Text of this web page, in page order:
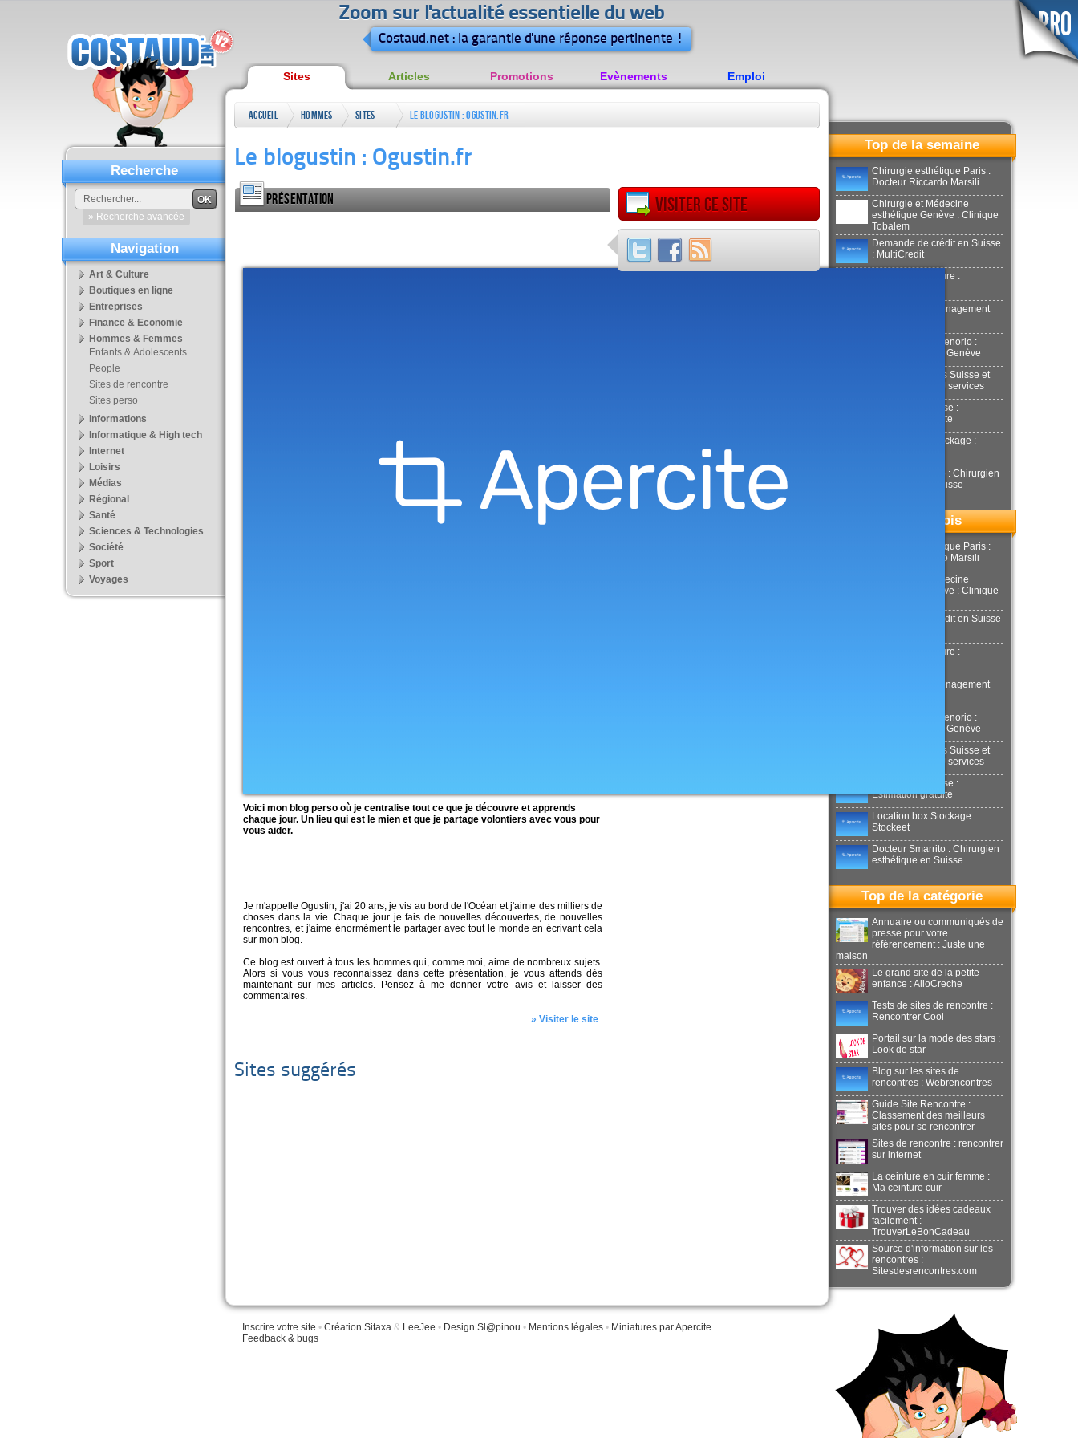
Zoom sur l'actualité essentielle du web
Costaud.net : la garantie d'une réponse pertinente !
Sites Articles Promotions Evènements Emploi
Accueil
Hommes
Femmes
Sites
Le blogustin : Ogustin.fr
Le blogustin : Ogustin.fr
Présentation
Voici mon blog perso où je centralise tout ce que je découvre et apprends
chaque jour. Un lieu qui est le mien et que je partage volontiers avec vous pour
vous aider.
Je m'appelle Ogustin, j'ai 20 ans, je vis au bord de l'Océan et j'aime des milliers de
choses dans la vie. Chaque jour je fais de nouvelles découvertes, de nouvelles
rencontres, et j'aime énormément le partager avec tout le monde en écrivant cela
sur mon blog.
Ce blog est ouvert à tous les hommes qui, comme moi, aime de nombreux sujets.
Alors si vous vous reconnaissez dans cette présentation, je vous attends dès
maintenant sur mes articles. Pensez à me donner votre avis et laisser des
commentaires.
» Visiter le site
Visiter ce site
Sites suggérés
Recherche
OK
» Recherche avancée
Navigation
Art & Culture
Boutiques en ligne
Entreprises
Finance & Economie
Hommes & Femmes
Enfants & Adolescents
People
Sites de rencontre
Sites perso
Informations
Informatique & High tech
Internet
Loisirs
Médias
Régional
Santé
Sciences & Technologies
Société
Sport
Voyages
Top de la semaine
Chirurgie esthétique Paris :
Docteur Riccardo Marsili
Chirurgie et Médecine
esthétique Genève : Clinique
Tobalem
Demande de crédit en Suisse
: MultiCredit
Location de voiture :
LaPuerta : Déménagement
Docteur Xavier Tenorio :
Aesthetics Clinic Genève
Déménagements Suisse et
international : NJ services
Achat or en Suisse :
Estimation gratuite
Location box Stockage :
Docteur Smarrito : Chirurgien
esthétique en Suisse
Top du mois
Chirurgie esthétique Paris :
Docteur Riccardo Marsili
Chirurgie et Médecine
esthétique Genève : Clinique
Demande de crédit en Suisse
Location de voiture :
LaPuerta : Déménagement
Docteur Xavier Tenorio :
Aesthetics Clinic Genève
Déménagements Suisse et
international : NJ services
Achat or en Suisse :
Estimation gratuite
Location box Stockage :
Stockeet
Docteur Smarrito : Chirurgien
esthétique en Suisse
Top de la catégorie
Annuaire ou communiqués de
presse pour votre
référencement : Juste une
maison
Le grand site de la petite
enfance : AlloCreche
Tests de sites de rencontre :
Rencontrer Cool
Portail sur la mode des stars :
Look de star
Blog sur les sites de
rencontres : Webrencontres
Guide Site Rencontre :
Classement des meilleurs
sites pour se rencontrer
Sites de rencontre : rencontrer
sur internet
La ceinture en cuir femme :
Ma ceinture cuir
Trouver des idées cadeaux
facilement :
TrouverLeBonCadeau
Source d'information sur les
rencontres :
Sitesdesrencontres.com
Inscrire votre site • Création Sitaxa & LeeJee • Design Sl@pinou • Mentions légales • Miniatures par Apercite
Feedback & bugs